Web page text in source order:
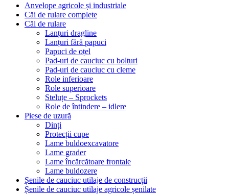
Anvelope agricole și industriale
Căi de rulare complete
Căi de rulare
Lanțuri dragline
Lanțuri fără papuci
Papuci de oțel
Pad-uri de cauciuc cu bolțuri
Pad-uri de cauciuc cu cleme
Role inferioare
Role superioare
Steluțe – Sprockets
Role de întindere – idlere
Piese de uzură
Dinți
Protecții cupe
Lame buldoexcavatore
Lame grader
Lame încărcătoare frontale
Lame buldozere
Șenile de cauciuc utilaje de construcții
Șenile de cauciuc utilaje agricole șenilate